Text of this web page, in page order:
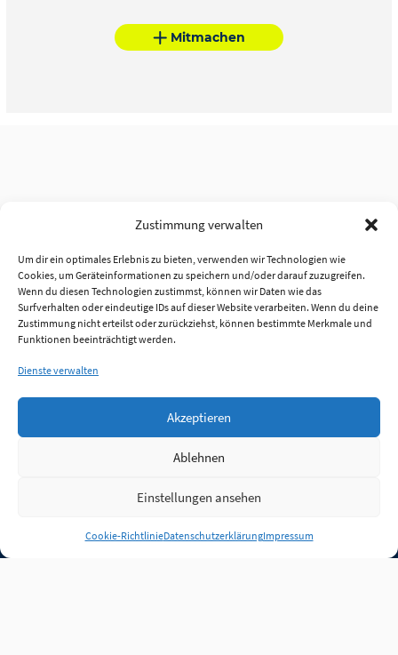
Zustimmung verwalten
Um dir ein optimales Erlebnis zu bieten, verwenden wir Technologien wie
Cookies, um Geräteinformationen zu speichern und/oder darauf zuzugreifen.
Wenn du diesen Technologien zustimmst, können wir Daten wie das
Surfverhalten oder eindeutige IDs auf dieser Website verarbeiten. Wenn du deine
Zustimmung nicht erteilst oder zurückziehst, können bestimmte Merkmale und
Funktionen beeinträchtigt werden.
Dienste verwalten
Akzeptieren
Ablehnen
Einstellungen ansehen
Cookie-RichtlinieDatenschutzerklärungImpressum
Mitmachen
Anmelden
Jobs Partner FAQ Quellen